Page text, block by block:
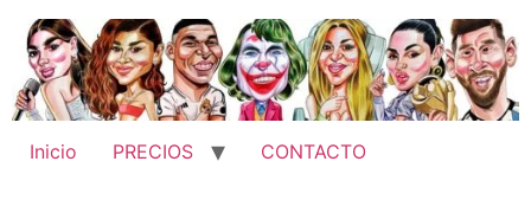
contenido
Inicio PRECIOS CONTACTO